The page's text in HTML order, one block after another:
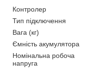
Контролер
Тип підключення
Вага (кг)
Ємність акумулятора
Номінальна робоча
напруга